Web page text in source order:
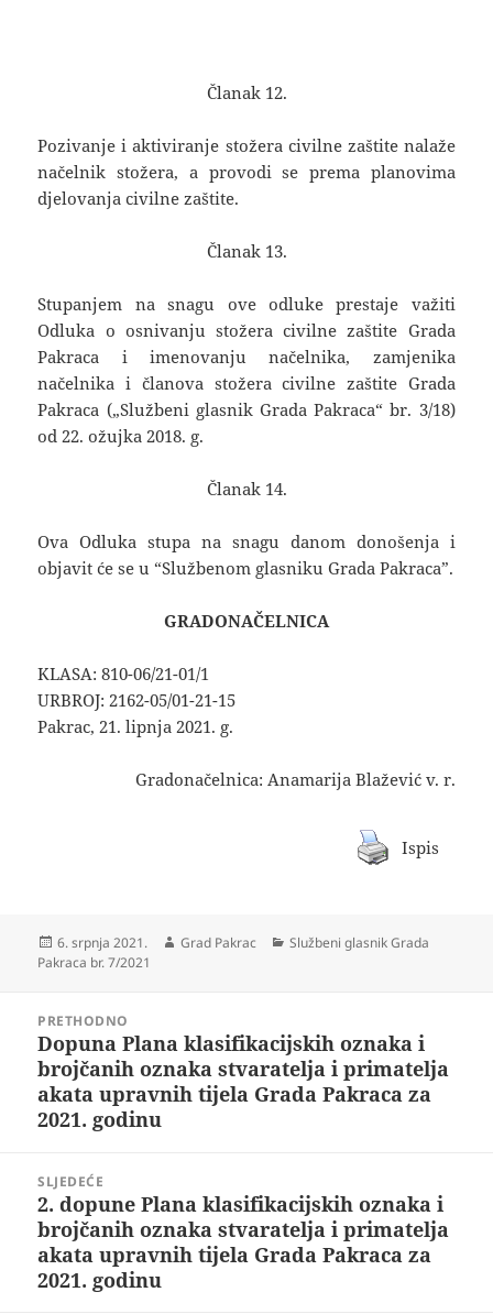
Članak 12.
Pozivanje i aktiviranje stožera civilne zaštite nalaže
načelnik stožera, a provodi se prema planovima
djelovanja civilne zaštite.
Članak 13.
Stupanjem na snagu ove odluke prestaje važiti
Odluka o osnivanju stožera civilne zaštite Grada
Pakraca i imenovanju načelnika, zamjenika
načelnika i članova stožera civilne zaštite Grada
Pakraca („Službeni glasnik Grada Pakraca“ br. 3/18)
od 22. ožujka 2018. g.
Članak 14.
Ova Odluka stupa na snagu danom donošenja i
objavit će se u “Službenom glasniku Grada Pakraca”.
GRADONAČELNICA
KLASA: 810-06/21-01/1
URBROJ: 2162-05/01-21-15
Pakrac, 21. lipnja 2021. g.
Gradonačelnica: Anamarija Blažević v. r.
Ispis
Objavljeno
dana
6. srpnja 2021. Autor
Grad Pakrac Kategorije
Službeni glasnik Grada
Pakraca br. 7/2021
objavaPRETHODNO
Prethodna
objava:
Dopuna Plana klasifikacijskih oznaka i
brojčanih oznaka stvaratelja i primatelja
akata upravnih tijela Grada Pakraca za
2021. godinu
SLJEDEĆE
Sljedeća
objava:
2. dopune Plana klasifikacijskih oznaka i
brojčanih oznaka stvaratelja i primatelja
akata upravnih tijela Grada Pakraca za
2021. godinu